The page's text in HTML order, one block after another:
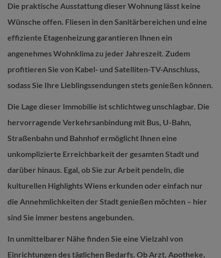
Die praktische Ausstattung dieser Wohnung lässt keine
Wünsche offen. Fliesen in den Sanitärbereichen und eine
effiziente Etagenheizung garantieren Ihnen ein
angenehmes Wohnklima zu jeder Jahreszeit. Zudem
profitieren Sie von Kabel- und Satelliten-TV-Anschluss,
sodass Sie Ihre Lieblingssendungen stets genießen können.
Die Lage dieser Immobilie ist schlichtweg unschlagbar. Die
hervorragende Verkehrsanbindung mit Bus, U-Bahn,
Straßenbahn und Bahnhof ermöglicht Ihnen eine
unkomplizierte Erreichbarkeit der gesamten Stadt und
darüber hinaus. Egal, ob Sie zur Arbeit pendeln, die
kulturellen Highlights Wiens erkunden oder einfach nur
die Annehmlichkeiten der Stadt genießen möchten – hier
sind Sie immer bestens angebunden.
In unmittelbarer Nähe finden Sie eine Vielzahl von
Einrichtungen des täglichen Bedarfs. Ob Arzt, Apotheke,